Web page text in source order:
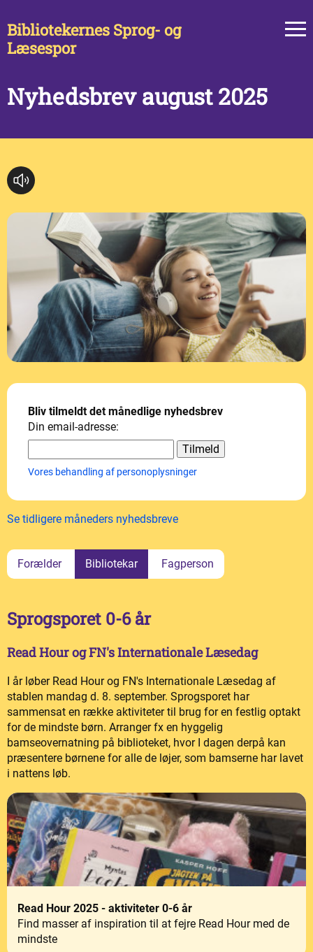
Bibliotekernes Sprog- og
Læsespor
Nyhedsbrev august 2025
Bliv tilmeldt det månedlige nyhedsbrev
Din email-adresse:
Vores behandling af personoplysninger
Se tidligere måneders nyhedsbreve
Forælder Bibliotekar Fagperson
Sprogsporet 0-6 år
Read Hour og FN's Internationale Læsedag
I år løber Read Hour og FN's Internationale Læsedag af
stablen mandag d. 8. september. Sprogsporet har
sammensat en række aktiviteter til brug for en festlig optakt
for de mindste børn. Arranger fx en hyggelig
bamseovernatning på biblioteket, hvor I dagen derpå kan
præsentere børnene for alle de løjer, som bamserne har lavet
i nattens løb.
Read Hour 2025 - aktiviteter 0-6 år
Find masser af inspiration til at fejre Read Hour med de
mindste